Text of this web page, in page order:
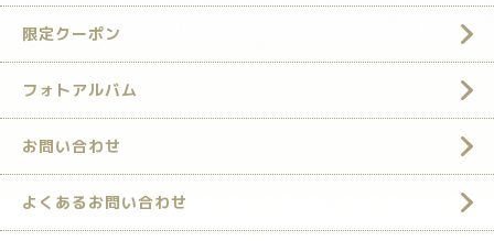
限定クーポン
フォトアルバム
お問い合わせ
よくあるお問い合わせ